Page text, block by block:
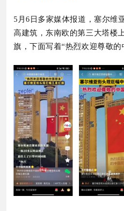
5 月6 日多家媒体报道，塞尔维
高建筑，东南欧的第三大塔楼
旗，下面写着“热烈欢迎尊敬的